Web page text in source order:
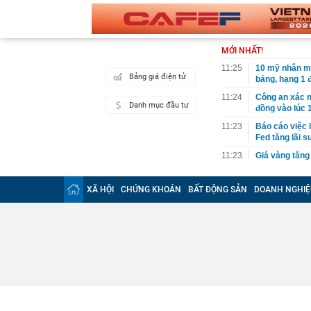
Bảng giá điện tử
Danh mục đầu tư
MỚI NHẤT!
11:25
10 mỹ nhân
bảng, hạng 1
11:24
Công an xác
đồng vào lúc
11:23
Báo cáo việc
Fed tăng lãi
11:23
Giá vàng
11:20
5 loại thông
tránh bỏ lỡ
11:17
Giá vàng
XÃ HỘI CHỨNG KHOÁN BẤT ĐỘNG SẢN DOANH